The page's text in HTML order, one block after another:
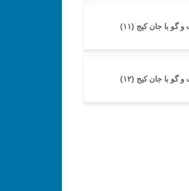
گو با جان کیج (۱۱)
گو با جان کیج (۱۲)